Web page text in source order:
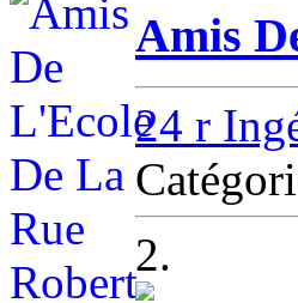
Amis
24 r
2.